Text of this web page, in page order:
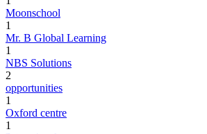
Moonschool
1
Mr. B Global Learning
1
NBS Solutions
2
opportunities
1
Oxford centre
1